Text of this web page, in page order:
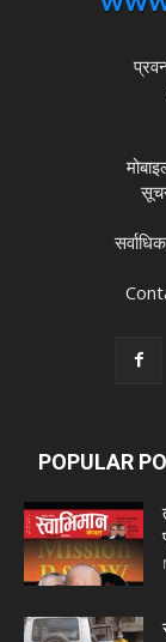
POPULAR